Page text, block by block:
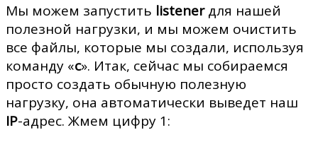
Мы можем запустить listenerдля нашей
полезной нагрузки, и мы можем очистить
все файлы, которые мы создали, используя
команду «с». Итак, сейчас мы собираемся
просто создать обычную полезную
нагрузку, она автоматически выведет наш
IP-адрес. Жмем цифру 1: